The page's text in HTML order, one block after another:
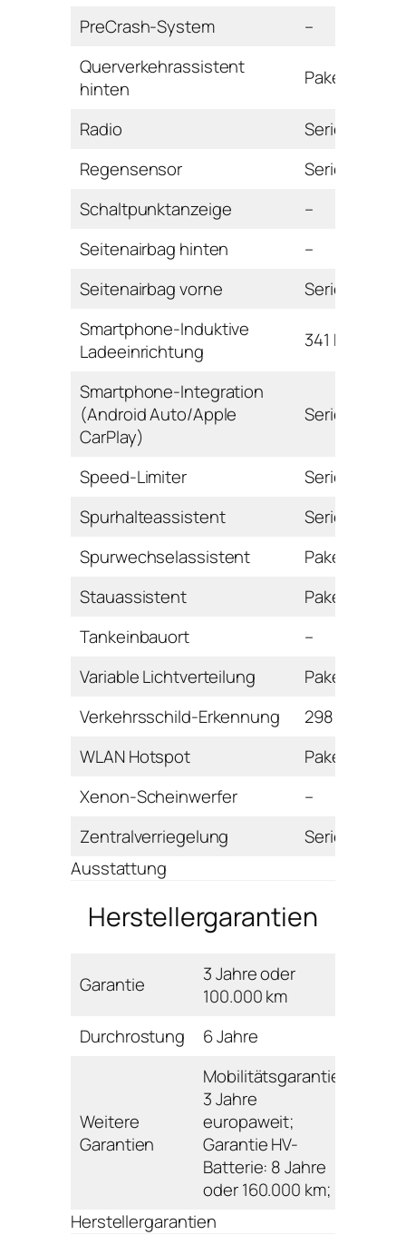
PreCrash-System
–
Querverkehrassistent
hinten
Paket
Radio
Serie
Regensensor
Serie
Schaltpunktanzeige
–
Seitenairbag hinten
–
Seitenairbag vorne
Serie
Smartphone-Induktive
Ladeeinrichtung
341 Euro
Smartphone-Integration
(Android Auto/Apple
CarPlay)
Serie
Speed-Limiter
Serie
Spurhalteassistent
Serie
Spurwechselassistent
Paket
Stauassistent
Paket
Tankeinbauort
–
Variable Lichtverteilung
Paket
Verkehrsschild-Erkennung
298 Euro
WLAN Hotspot
Paket
Xenon-Scheinwerfer
–
Zentralverriegelung
Serie
Ausstattung
Herstellergarantien
Garantie
3 Jahre oder
100.000 km
Durchrostung
6 Jahre
Weitere
Garantien
Mobilitätsgarantie:
3 Jahre
europaweit;
Garantie HV-
Batterie: 8 Jahre
oder 160.000 km;
Herstellergarantien